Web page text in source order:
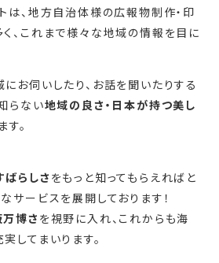
は、地方自治体様の広報物制作・印
、これまで様々な地域の情報を目に
お伺いしたり、お話を聞いたりする
らない地域の良さ・日本が持つ美し
す。
ばらしさ をもっと知ってもらえればと
サービスを展開しております！
博さを視野に入れ、これからも海
してまいります。